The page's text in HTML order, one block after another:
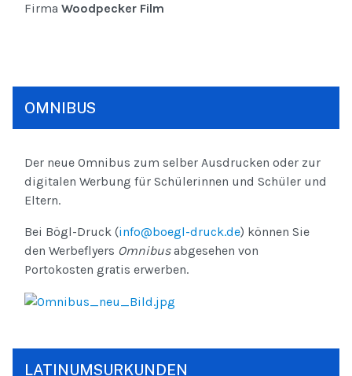
Firma Woodpecker Film
OMNIBUS
Der neue Omnibus zum selber Ausdrucken oder zur
digitalen Werbung für Schülerinnen und Schüler und
Eltern.
Bei Bögl-Druck (info@boegl-druck.de) können Sie
den Werbeflyers Omnibusabgesehen von
Portokosten gratis erwerben.
LATINUMSURKUNDEN